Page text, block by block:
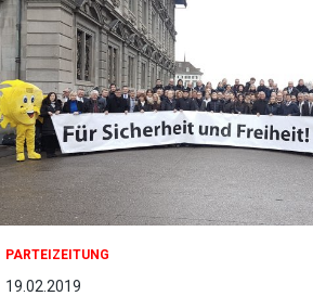
PARTEIZEITUNG
19.02.2019